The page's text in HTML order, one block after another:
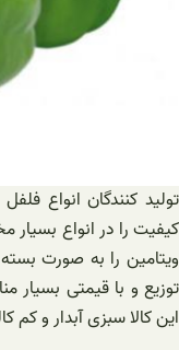
تولید کنندگان انواع
کیفیت را در انواع
ویتامین را به صورت
توزیع و با قیمتی بسیار
این کالا سبزی آبدار و کم